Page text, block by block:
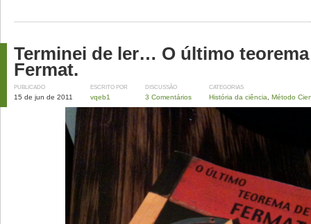
Terminei de ler… O último
Fermat.
PUBLICADO
15 de jun de 2011
ESCRITO POR
vqeb1
DISCUSSÃO
3 Comentários
CATEGORIAS
História da ciência Método